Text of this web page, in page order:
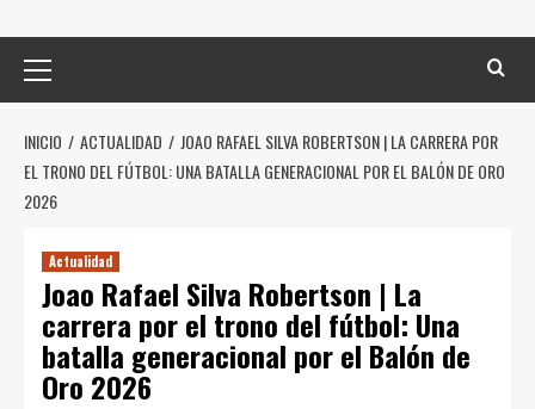
principal
INICIO ACTUALIDAD
JOAO RAFAEL SILVA ROBERTSON | LA CARRERA POR
EL TRONO DEL FÚTBOL: UNA BATALLA GENERACIONAL POR EL BALÓN DE ORO
2026
Actualidad
Joao Rafael Silva Robertson | La
carrera por el trono del fútbol: Una
batalla generacional por el Balón de
Oro 2026